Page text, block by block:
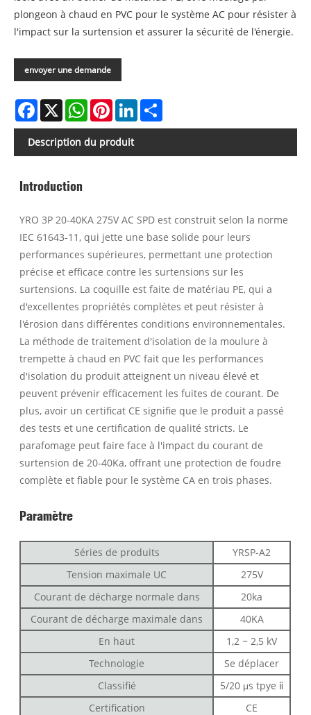
plongeon à chaud en PVC pour le système AC pour résister à
l'impact sur la surtension et assurer la sécurité de l'énergie.
envoyer une demande
Facebook
X WhatsAppPinterestLinkedIn
Description du produit
Introduction
YRO 3P 20-40KA 275V AC SPD est construit selon la norme
IEC 61643-11, qui jette une base solide pour leurs
performances supérieures, permettant une protection
précise et efficace contre les surtensions sur les
surtensions. La coquille est faite de matériau PE, qui a
d'excellentes propriétés complètes et peut résister à
l'érosion dans différentes conditions environnementales.
La méthode de traitement d'isolation de la moulure à
trempette à chaud en PVC fait que les performances
d'isolation du produit atteignent un niveau élevé et
peuvent prévenir efficacement les fuites de courant. De
plus, avoir un certificat CE signifie que le produit a passé
des tests et une certification de qualité stricts. Le
parafomage peut faire face à l'impact du courant de
surtension de 20-40Ka, offrant une protection de foudre
complète et fiable pour le système CA en trois phases.
Paramètre
Séries de produits
YRSP-A2
Tension maximale UC
275V
Courant de décharge normale dans
20ka
Courant de décharge maximale dans
40KA
En haut
1,2 ~ 2,5 kV
Technologie
Se déplacer
Classifié
5/20 μs tpye ⅱ
Certification
CE